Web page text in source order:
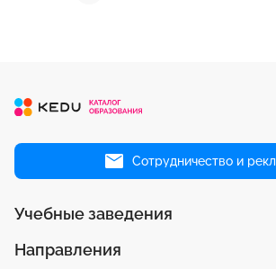
Сотрудничество и
Учебные заведения
Направления